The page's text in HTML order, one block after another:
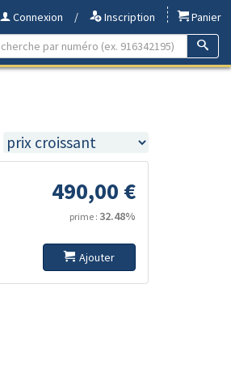
Connexion / Inscription
Panier
490,00 €
prime : 32.48%
Ajouter